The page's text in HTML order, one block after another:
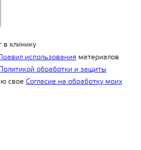
клинику
использования материалов
обработки и защиты
свое Согласие на обработку моих